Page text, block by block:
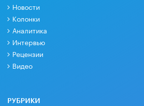
Новости
Колонки
Аналитика
Интервью
Рецензии
Видео
РУБРИКИ